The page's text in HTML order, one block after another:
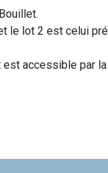
le lot 2 est celui
accessible par la